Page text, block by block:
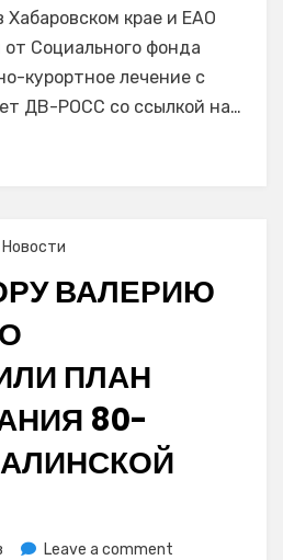
2026
году
1300
в
путёвки
Хабаровском крае и ЕАО
Социального фонда
курортное лечение с
ДВ-РОСС со ссылкой на…
Новости
ВАЛЕРИЮ
ПЛАН
80-
Leave a comment